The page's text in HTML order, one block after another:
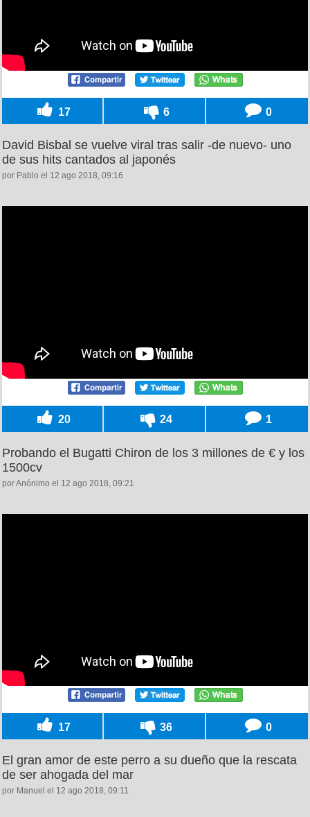
17 6 0
David Bisbal se vuelve viral tras salir -de nuevo- uno
de sus hits cantados al japonés
por Pablo el 12 ago 2018, 09:16
20 24 1
Probando el Bugatti Chiron de los 3 millones de € y los
1500cv
por Anónimo el 12 ago 2018, 09:21
17 36 0
El gran amor de este perro a su dueño que la rescata
de ser ahogada del mar
por Manuel el 12 ago 2018, 09:11